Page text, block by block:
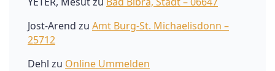
Jost-Arend zu Amt Burg-St. Michaelisdonn –
25712
Dehl zu Online Ummelden